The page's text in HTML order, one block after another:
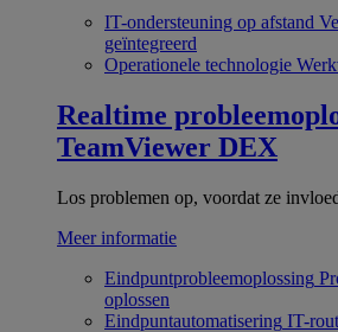
IT-ondersteuning op afstand
geïntegreerd
Operationele technologie
Realtime
TeamViewer DEX
Los problemen op, voordat ze
Meer informatie
Eindpuntprobleemoplossing
oplossen
Eindpuntautomatisering IT-